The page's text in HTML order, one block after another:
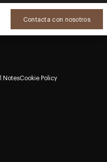
Contacta con nosotros
NotesCookie Policy